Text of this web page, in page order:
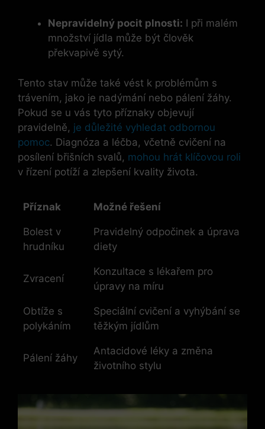
Nepravidelný pocit plnosti: I při malém
množství jídla může být člověk
překvapivě sytý.
Tento stav může také vést k problémům s
trávením, jako je nadýmání nebo pálení žáhy.
Pokud se u vás tyto příznaky objevují
pravidelně, je důležité vyhledat odbornou
pomoc. Diagnóza a léčba, včetně cvičení na
posílení břišních svalů, mohou hrát klíčovou roli
v řízení potíží a zlepšení kvality života.
Příznak Možné řešení
Bolest v
hrudníku
Pravidelný odpočinek a úprava
diety
Zvracení
Konzultace s lékařem pro
úpravy na míru
Obtíže s
polykáním
Speciální cvičení a vyhýbání se
těžkým jídlům
Pálení žáhy
Antacidové léky a změna
životního stylu